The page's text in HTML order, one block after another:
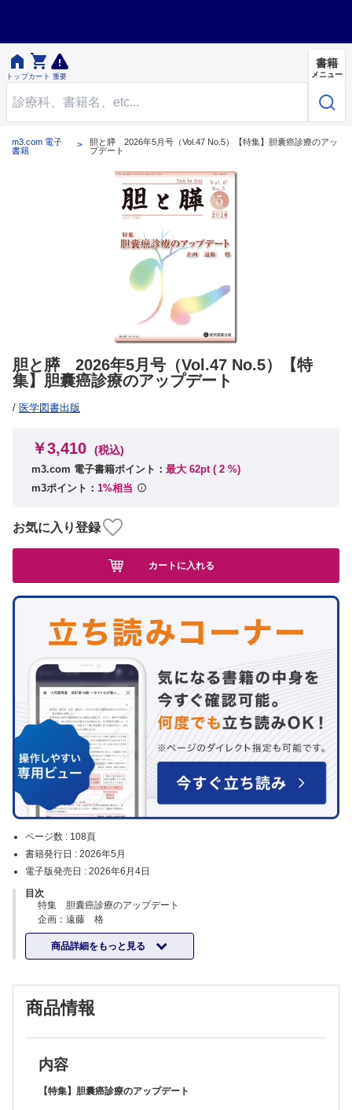

トップ

カート 重要
書籍
メニュー
m3.com 電子
書籍
胆と膵 2026年5月号（Vol.47 No.5）【特集】胆囊癌診療のアッ
プデート
胆と膵 2026年5月号（Vol.47 No.5）【特
集】胆囊癌診療のアップデート
/ 医学図書出版
ページ数 : 108頁
書籍発行日 : 2026年5月
電子版発売日 : 2026年6月4日
目次
特集 胆囊癌診療のアップデート
企画：遠藤 格
胆囊癌の疫学とリスク因子の最新動向
藤永 淳郎ほか
胆囊癌の画像診断の進歩～CT・MRI・PET・AI 応用と診断アルゴリズ
コラム：胆囊癌の内視鏡診断～病理検体採取も含めて～
南 裕人ほか
胆囊癌における切除可能性分類
青木 修一ほか
胆囊癌の外科切除の基本戦略（T1／T2）
商品詳細をもっと見る
￥3,410 (税込)
m3.com 電子書籍ポイント： 最大 62pt ( 2 %)
m3ポイント： 1%相当
お気に入り登録
カートに入れる
商品情報
内容
【特集】胆囊癌診療のアップデート